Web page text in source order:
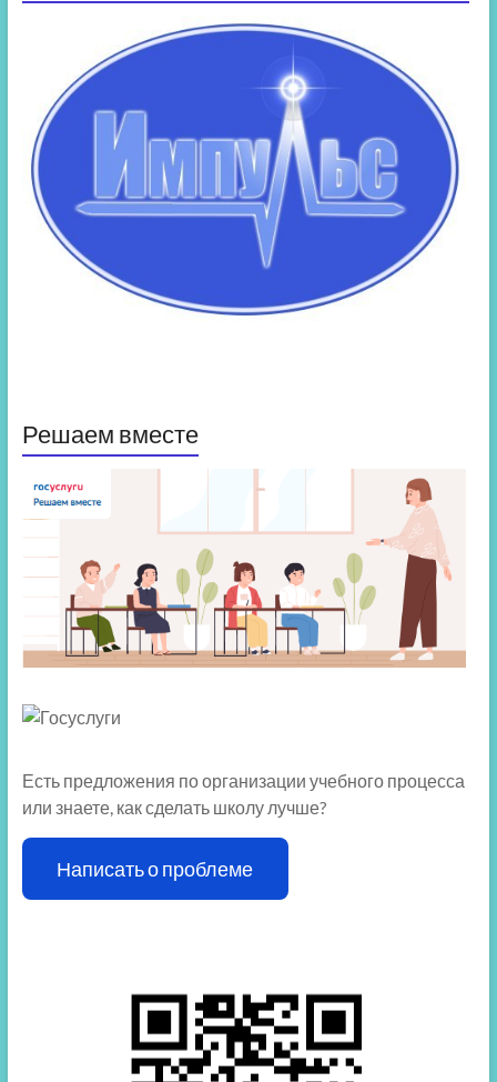
Решаем вместе
Есть предложения по организации учебного процесса
или знаете, как сделать школу лучше?
Написать о проблеме